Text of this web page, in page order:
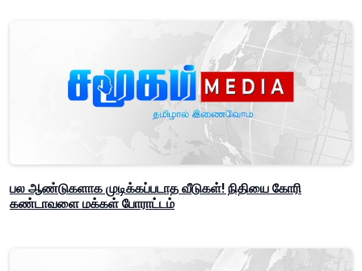
பல ஆண்டுகளாக முடிக்கப்படாத வீடுகள்! நிதியை கோரி
கண்டாவளை மக்கள் போராட்டம்